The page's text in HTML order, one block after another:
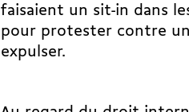
faisaient un sit-in dans
pour protester contre
expulser.